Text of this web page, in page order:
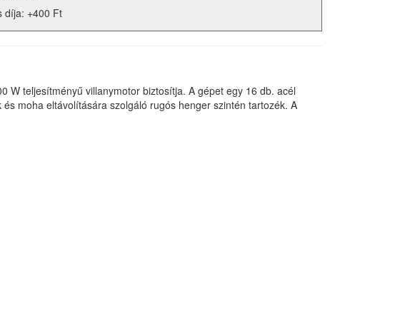
díja: +400 Ft
W teljesítményű villanymotor biztosítja. A gépet egy 16 db. acél
moha eltávolítására szolgáló rugós henger szintén tartozék. A